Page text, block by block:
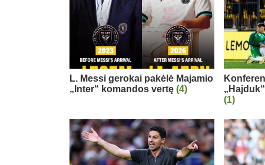
L. Messi gerokai pakėlė Majamio
„Inter“ komandos vertę (4)
(1)